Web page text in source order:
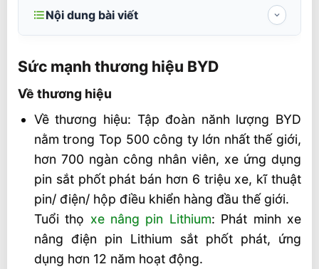
Nội dung bài viết
Về thương hiệu
Về kĩ thuật
Xe Nâng Điện 5 Tấn 3000mm Tiêu Chuẩn
BYD CPD50
Cấu hình kĩ thuật
Chức năng công nghệ
Thông số kỹ thuật Xe Nâng Điện 5 Tấn
6000mm Cao Cấp BYD ECB50
Dịch vụ hậu mãi chính hãng BYD
Sức mạnh thương hiệu BYD
Về thương hiệu
Về thương hiệu: Tập đoàn nănh lượng BYD
nằm trong Top 500 công ty lớn nhất thế giới,
hơn 700 ngàn công nhân viên, xe ứng dụng
pin sắt phốt phát bán hơn 6 triệu xe, kĩ thuật
pin/ điện/ hộp điều khiển hàng đầu thế giới.
Tuổi thọ xe nâng pin Lithium: Phát minh xe
nâng điện pin Lithium sắt phốt phát, ứng
dụng hơn 12 năm hoạt động.